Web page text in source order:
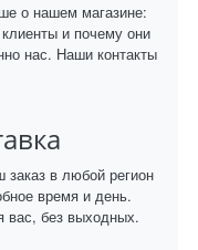
о нашем магазине:
и почему они
нас. Наши контакты
в любой регион
время и день.
вас, без выходных.